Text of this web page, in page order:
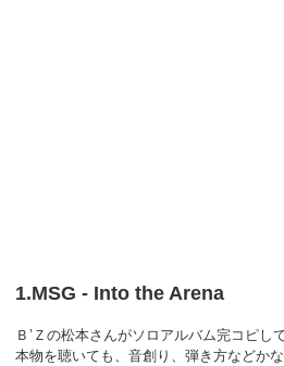
1.MSG - Into the Arena
Ｂ’Ｚの松本さんがソロアルバム完コピし
本物を聴いても、音創り、弾き方などか